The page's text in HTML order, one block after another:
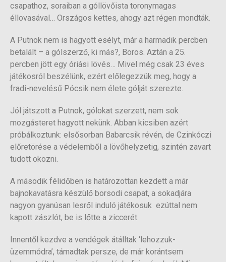
csapathoz, soraiban a góllövőista toronymagas
éllovasával… Országos kettes, ahogy azt régen mondták.
A Putnok nem is hagyott esélyt, már a harmadik percben
betalált – a gólszerző, ki más?, Boros. Aztán a 25.
percben jött egy óriási lövés… Mivel még csak 23 éves
játékosról beszélünk, ezért előlegezzük meg, hogy a
fradi-nevelésű Pócsik nem élete gólját szerezte.
Jól játszott a Putnok, gólokat szerzett, nem sok
mozgásteret hagyott nekünk. Abban kicsiben azért
próbálkoztunk: elsősorban Babarcsik révén, de Czinkóczi
előretörése a védelemből a lövőhelyzetig, szintén zavart
tudott okozni.
A második félidőben is határozottan kezdett a már
bajnokavatásra készülő borsodi csapat, a sokadjára
nagyon gyanúsan lesről induló játékosuk ezúttal nem
kapott zászlót, be is lőtte a ziccerét.
Innentől kezdve a vendégek átálltak ‘lehozzuk-
üzemmódra’, támadtak persze, de már korántsem